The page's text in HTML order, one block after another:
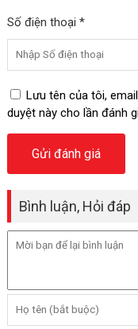
Số điện thoại *
Lưu tên của tôi,
duyệt này cho lần đánh
Bình luận, Hỏi đáp